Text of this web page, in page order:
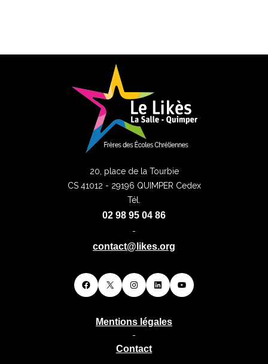
20, place de la Tourbie
CS 41012 - 29196 QUIMPER Cedex
Tél.
02 98 95 04 86
-
contact@likes.org
Facebook
X Instagram
LinkedInYouTube
Mentions légales
-
Contact